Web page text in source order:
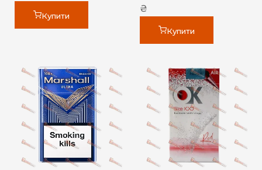
Купити
₴
Купити